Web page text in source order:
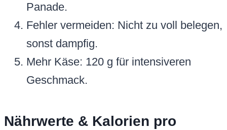
Panade.
Fehler vermeiden: Nicht zu voll belegen,
sonst dampfig.
Mehr Käse: 120 g für intensiveren
Geschmack.
Nährwerte & Kalorien pro